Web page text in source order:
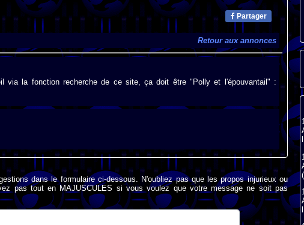
Partager
Retour aux annonces
via la fonction recherche de ce site, ça doit être "Polly et l'épouvantail" :
dans le formulaire ci-dessous. N'oubliez pas que les propos injurieux ou
pas tout en MAJUSCULES si vous voulez que votre message ne soit pas